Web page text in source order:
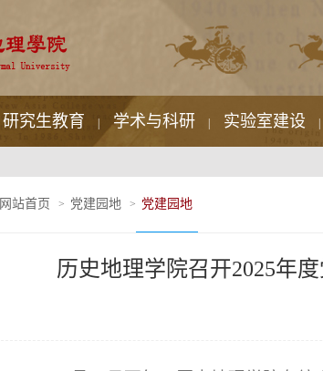
研究生教育 学术与科研 实验室建设
网站首页 > 党建园地 > 党建园地
历史地理学院召开2025年